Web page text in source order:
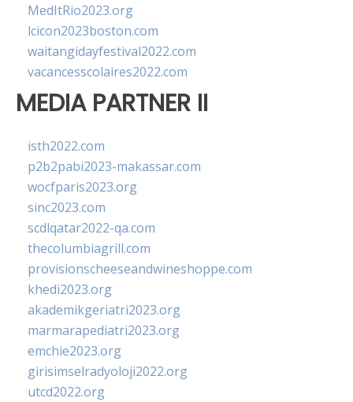
MedItRio2023.org
lcicon2023boston.com
waitangidayfestival2022.com
vacancesscolaires2022.com
MEDIA PARTNER II
isth2022.com
p2b2pabi2023-makassar.com
wocfparis2023.org
sinc2023.com
scdlqatar2022-qa.com
thecolumbiagrill.com
provisionscheeseandwineshoppe.com
khedi2023.org
akademikgeriatri2023.org
marmarapediatri2023.org
emchie2023.org
girisimselradyoloji2022.org
utcd2022.org